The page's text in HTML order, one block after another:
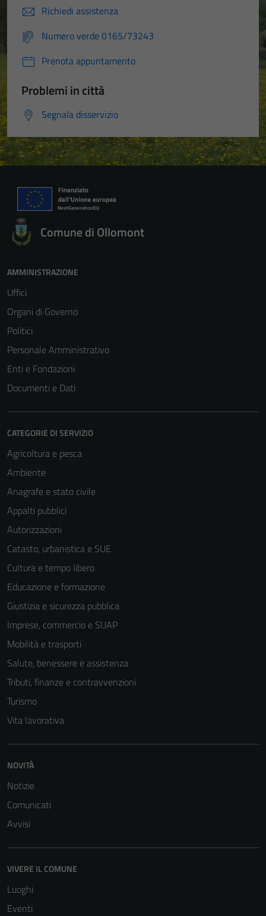
Richiedi assistenza
Numero verde 0165/73243
Prenota appuntamento
Problemi in città
Segnala disservizio
Comune di Ollomont
AMMINISTRAZIONE
Uffici
Organi di Governo
Politici
Personale Amministrativo
Enti e Fondazioni
Documenti e Dati
CATEGORIE DI SERVIZIO
Agricoltura e pesca
Ambiente
Anagrafe e stato civile
Appalti pubblici
Autorizzazioni
Catasto, urbanistica e SUE
Cultura e tempo libero
Educazione e formazione
Giustizia e sicurezza pubblica
Imprese, commercio e SUAP
Mobilità e trasporti
Salute, benessere e assistenza
Tributi, finanze e contravvenzioni
Turismo
Vita lavorativa
NOVITÀ
Notizie
Comunicati
Avvisi
VIVERE IL COMUNE
Luoghi
Eventi